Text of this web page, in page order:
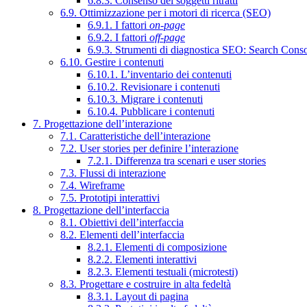
6.9. Ottimizzazione per i motori di ricerca (SEO)
6.9.1. I fattori on-page
6.9.2. I fattori off-page
6.9.3. Strumenti di diagnostica SEO: Search
6.10. Gestire i contenuti
6.10.1. L’inventario dei contenuti
6.10.2. Revisionare i contenuti
6.10.3. Migrare i contenuti
6.10.4. Pubblicare i contenuti
7. Progettazione dell’interazione
7.1. Caratteristiche dell’interazione
7.2. User stories per definire l’interazione
7.2.1. Differenza tra scenari e user stories
7.3. Flussi di interazione
7.4. Wireframe
7.5. Prototipi interattivi
8. Progettazione dell’interfaccia
8.1. Obiettivi dell’interfaccia
8.2. Elementi dell’interfaccia
8.2.1. Elementi di composizione
8.2.2. Elementi interattivi
8.2.3. Elementi testuali (microtesti)
8.3. Progettare e costruire in alta fedeltà
8.3.1. Layout di pagina